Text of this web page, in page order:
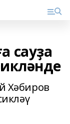
сауҙа
Хәбиров